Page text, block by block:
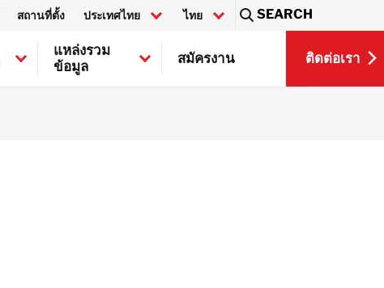
สถานที่ตั้ง ประเทศไทย ไทย SEARCH
แหล่งรวม
ข้อมูล
สมัครงาน ติดต่อเรา